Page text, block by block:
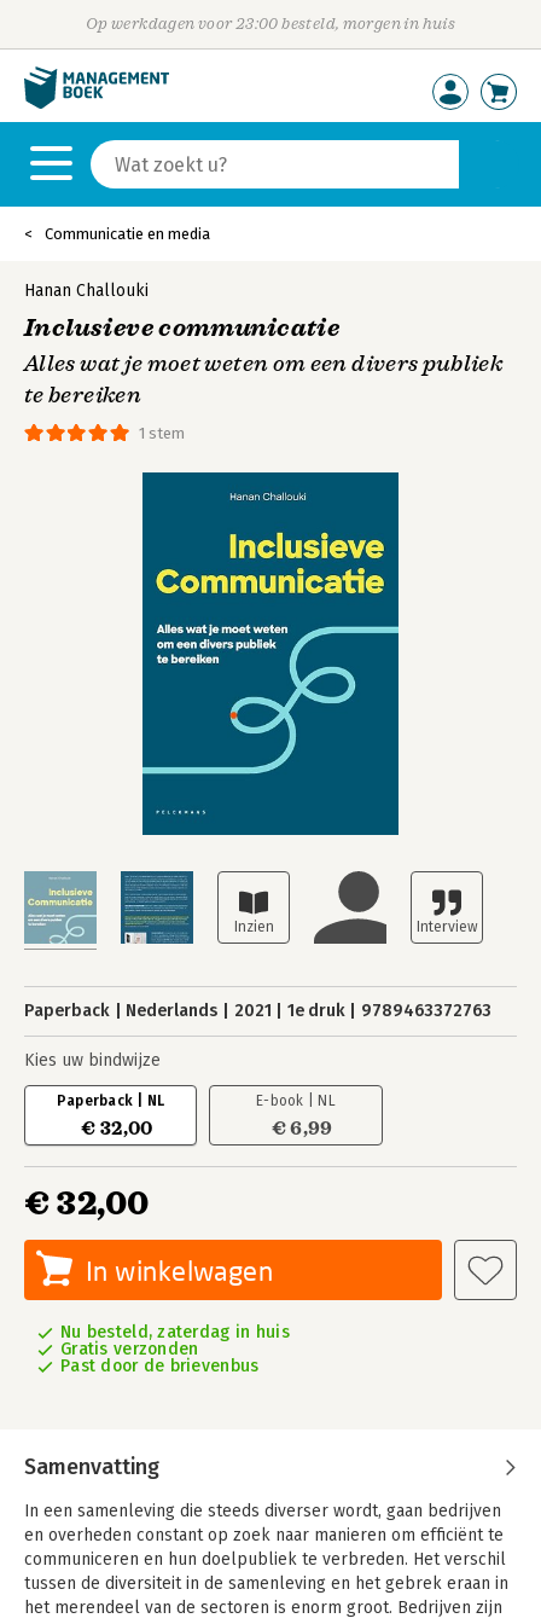
Op werkdagen voor 23:00 besteld, morgen in huis
Communicatie en media
1 stem
Hanan Challouki
Inclusieve communicatie
Alles wat je moet weten om een divers publiek
te bereiken
Paperback Nederlands 2021 1e druk 9789463372763
Kies uw bindwijze
Paperback | NL
€ 32,00
E-book | NL
€ 6,99
€ 32,00
In winkelwagen
Nu besteld, zaterdag in huis
Gratis verzonden
Past door de brievenbus
Samenvatting
In een samenleving die steeds diverser wordt, gaan bedrijven
en overheden constant op zoek naar manieren om efficiënt te
communiceren en hun doelpubliek te verbreden. Het verschil
tussen de diversiteit in de samenleving en het gebrek eraan in
het merendeel van de sectoren is enorm groot. Bedrijven zijn